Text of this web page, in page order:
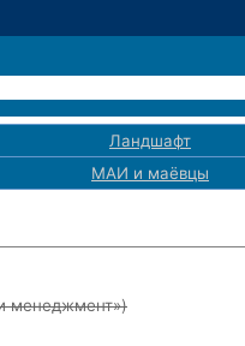
Ландшафт
МАИ и маёвцы
менеджмент»)